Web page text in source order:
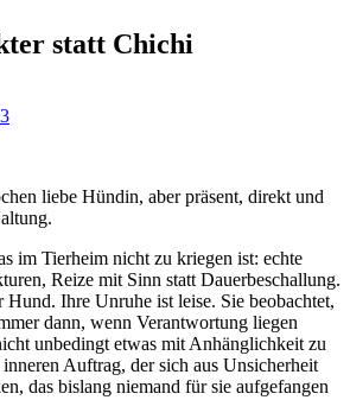
statt Chichi
liebe Hündin, aber präsent, direkt und
im Tierheim nicht zu kriegen ist: echte
Reize mit Sinn statt Dauerbeschallung.
Hund. Ihre Unruhe ist leise. Sie beobachtet,
dann, wenn Verantwortung liegen
unbedingt etwas mit Anhänglichkeit zu
Auftrag, der sich aus Unsicherheit
das bislang niemand für sie aufgefangen